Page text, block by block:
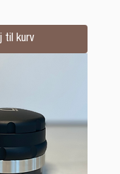
til kurv